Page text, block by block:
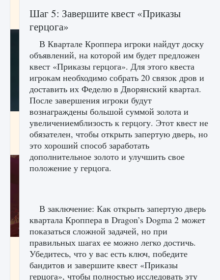
9 августа 2024 1 945 0 0
Как проверить статус сервера Delta Force
Hawk Ops
9 августа 2024 1 286 0
Как приручить существ джунглей Нари в
игре Creatures of Ava
9 августа 2024 1 218 0 0
Шаг 5: Завершите квест «Приказы
герцога»
В Квартале Кроппера игроки найдут доску
объявлений, на которой им будет предложен
квест «Приказы герцога». Для этого квеста
игрокам необходимо собрать 20 связок дров и
доставить их Феделю в Дворянский квартал.
После завершения игроки будут
вознаграждены большой суммой золота и
увеличениемблизость к герцогу. Этот квест не
обязателен, чтобы открыть запертую дверь, но
это хороший способ заработать
дополнительное золото и улучшить свое
положение у герцога.
В заключение: Как открыть запертую дверь
квартала Кроппера в Dragon’s Dogma 2 может
показаться сложной задачей, но при
правильных шагах ее можно легко достичь.
Убедитесь, что у вас есть ключ, победите
бандитов и завершите квест «Приказы
герцога», чтобы полностью исследовать эту